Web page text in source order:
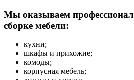
Мы оказываем
сборке мебели:
кухни;
шкафы и прихожие;
комоды;
корпусная мебель;